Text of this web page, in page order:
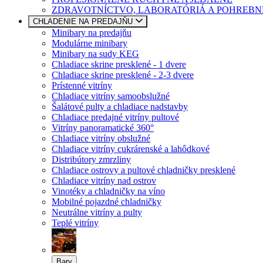
ZDRAVOTNÍCTVO, LABORATÓRIÁ A
CHLADENIE NA PREDAJŇU
Minibary na predajňu
Modulárne minibary
Minibary na sudy KEG
Chladiace skrine presklené - 1 dvere
Chladiace skrine presklené - 2-3 dvere
Prístenné vitríny
Chladiace vitríny samoobslužné
Šalátové pulty a chladiace nadstavby
Chladiace predajné vitríny pultové
Vitríny panoramatické 360°
Chladiace vitríny obslužné
Chladiace vitríny cukrárenské a lahôdkové
Distribútory zmrzliny
Chladiace ostrovy a pultové chladničky presklené
Chladiace vitríny nad ostrov
Vinotéky a chladničky na víno
Mobilné pojazdné chladničky
Neutrálne vitríny a pulty
Teplé vitríny